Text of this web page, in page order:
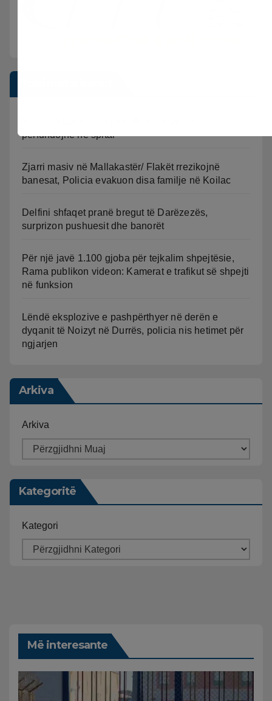
përfundojnë në spital
Zjarri masiv në Mallakastër/ Flakët rrezikojnë
banesat, Policia evakuon disa familje në Koilac
Delfini shfaqet pranë bregut të Darëzezës,
surprizon pushuesit dhe banorët
Për një javë 1.100 gjoba për tejkalim shpejtësie,
Rama publikon videon: Kamerat e trafikut së shpejti
në funksion
Lëndë eksplozive e pashpërthyer në derën e
dyqanit të Noizyt në Durrës, policia nis hetimet për
ngjarjen
Arkiva
Arkiva
Kategoritë
Kategori
Më interesante